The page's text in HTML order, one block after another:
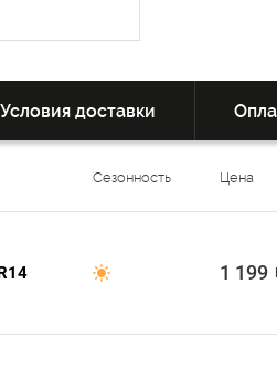
Условия доставки
Сезонность Цена
1 199